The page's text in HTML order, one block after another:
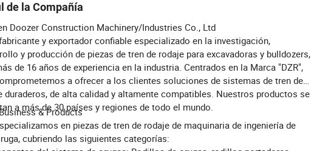
de la Compañía
Doozer Construction Machinery/Industries Co., Ltd
y exportador confiable especializado en la investigación,
y producción de piezas de tren de rodaje para excavadoras y bulldozers,
de 16 años de experiencia en la industria. Centrados en la Marca "DZR",
a ofrecer a los clientes soluciones de sistemas de tren de
duraderos, de alta calidad y altamente compatibles. Nuestros productos se
a más de 30 países y regiones de todo el mundo.
& Products
en piezas de tren de rodaje de maquinaria de ingeniería de
cubriendo las siguientes categorías: